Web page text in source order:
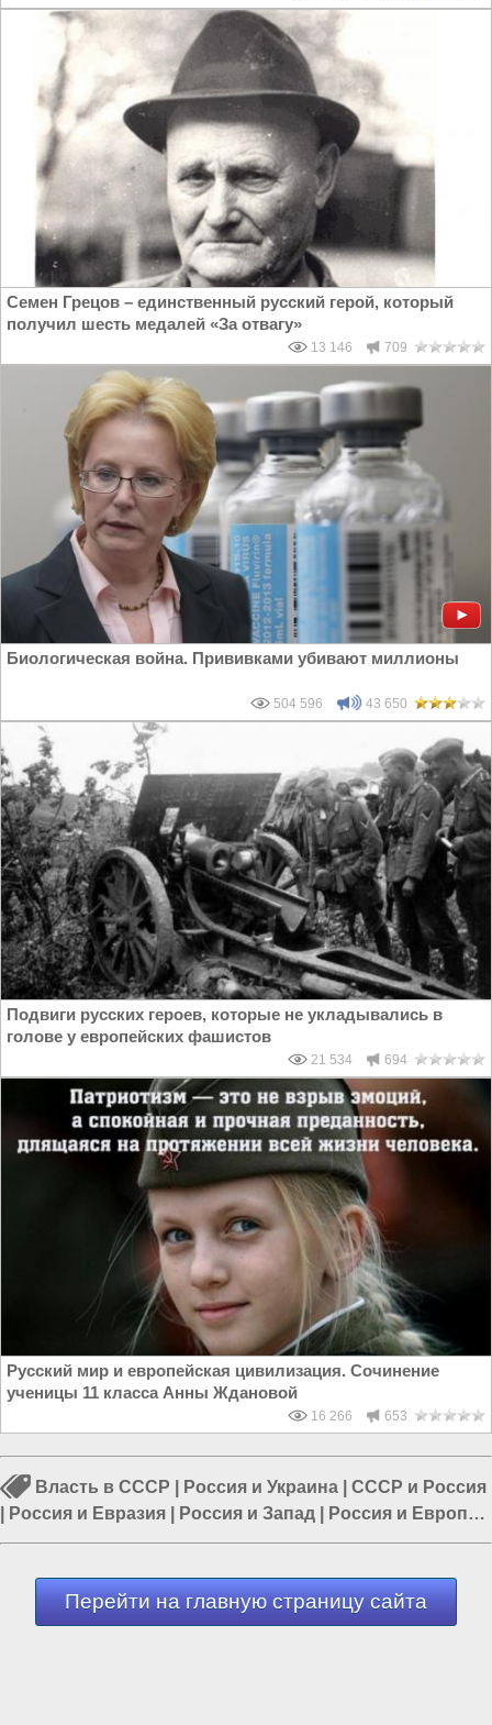
Семен Грецов – единственный русский герой, который
получил шесть медалей «За отвагу»
13 146 709
Биологическая война. Прививками убивают миллионы
504 596 43 650
Подвиги русских героев, которые не укладывались в
голове у европейских фашистов
21 534 694
Русский мир и европейская цивилизация. Сочинение
ученицы 11 класса Анны Ждановой
16 266 653
Власть в СССР Россия и Украина
СССР и Россия
Россия и Евразия Россия и Запад Россия и Европа|
Россия и ЕС
Перейти на главную страницу сайта